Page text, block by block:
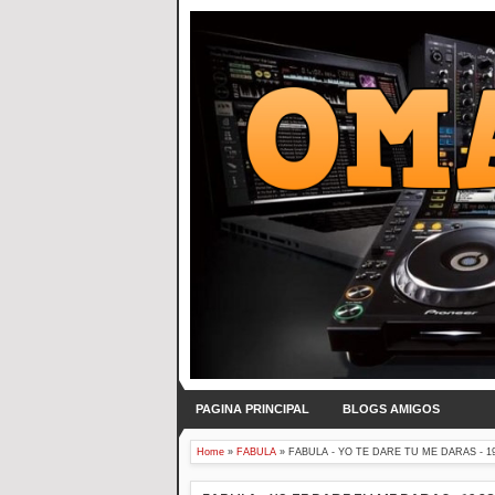
PAGINA PRINCIPAL BLOGS AMIGOS
Home » FABULA » FABULA - YO TE DARE TU ME DARAS -